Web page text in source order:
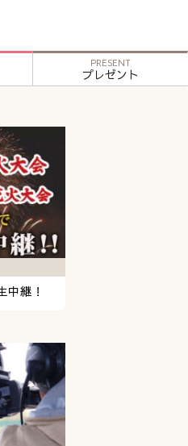
PRESENT
プレゼント
中継！